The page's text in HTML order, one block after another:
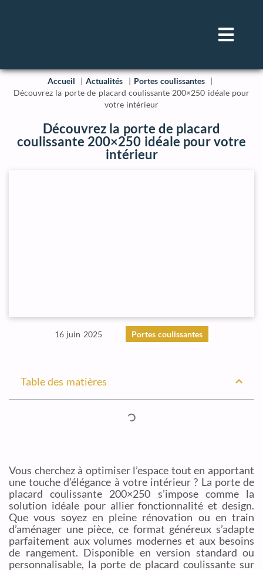
Accueil Actualités
Portes coulissantes
Découvrez la porte de placard coulissante 200×250 idéale pour
votre intérieur
Découvrez la porte de placard
coulissante 200×250 idéale pour votre
intérieur
16 juin 2025 Portes coulissantes
Table des matières
Vous cherchez à optimiser l’espace tout en apportant
une touche d’élégance à votre intérieur ? La porte de
placard coulissante 200×250 s’impose comme la
solution idéale pour allier fonctionnalité et design.
Que vous soyez en pleine rénovation ou en train
d’aménager une pièce, ce format généreux s’adapte
parfaitement aux volumes modernes et aux besoins
de rangement. Disponible en version standard ou
personnalisable, la porte de placard coulissante sur